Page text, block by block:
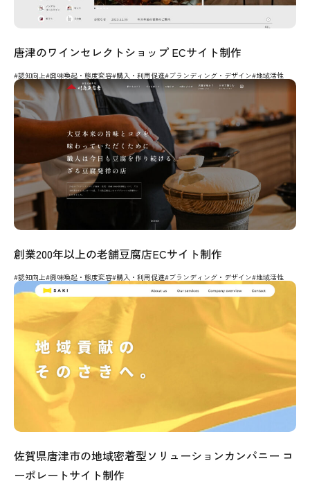
唐津のワインセレクトショップ ECサイト制作
#認知向上#興味喚起・態度変容#購入・利用促進#ブランディング・デザイン#地域活性
創業200年以上の老舗豆腐店ECサイト制作
#認知向上#興味喚起・態度変容#購入・利用促進#ブランディング・デザイン#地域活性
佐賀県唐津市の地域密着型ソリューションカンパニー コ
ーポレートサイト制作